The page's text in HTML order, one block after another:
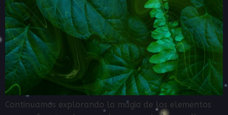
Continuamos explorando la magia de los elementos